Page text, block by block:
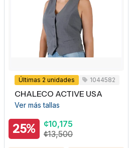
Últimas 2 unidades 1044582
CHALECO ACTIVE USA
Ver más tallas
25%
¢10,175
¢13,500